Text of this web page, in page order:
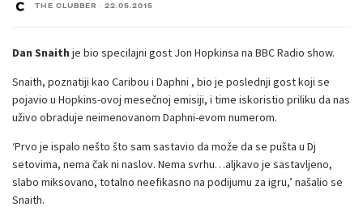
THE CLUBBER · 22.05.2015
Dan Snaith je bio specilajni gost Jon Hopkinsa na BBC Radio show.
Snaith, poznatiji kao Caribou i Daphni , bio je poslednji gost koji se
pojavio u Hopkins-ovoj mesečnoj emisiji, i time iskoristio priliku da nas
uživo obraduje neimenovanom Daphni-evom numerom.
‘Prvo je ispalo nešto što sam sastavio da može da se pušta u Dj
setovima, nema čak ni naslov. Nema svrhu…aljkavo je sastavljeno,
slabo miksovano, totalno neefikasno na podijumu za igru,’ našalio se
Snaith.